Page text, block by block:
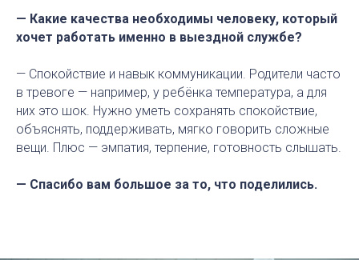
— Какие качества необходимы человеку, который
хочет работать именно в выездной службе?
— Спокойствие и навык коммуникации. Родители часто
в тревоге — например, у ребёнка температура, а для
них это шок. Нужно уметь сохранять спокойствие,
объяснять, поддерживать, мягко говорить сложные
вещи. Плюс — эмпатия, терпение, готовность слышать.
— Спасибо вам большое за то, что поделились.